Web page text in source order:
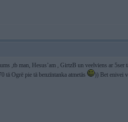
,tb man, Hesus’am , GirtzB un veelviens ar
tā Ogrē pie tā benzīntanka atmetās
)) Bet enivei